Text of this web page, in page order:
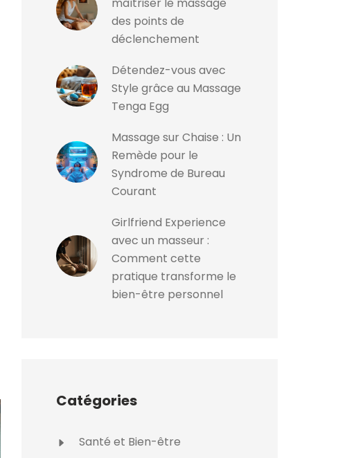
des points de
déclenchement
Détendez-vous avec
Style grâce au Massage
Tenga Egg
Massage sur Chaise : Un
Remède pour le
Syndrome de Bureau
Courant
Girlfriend Experience
avec un masseur :
Comment cette
pratique transforme le
bien-être personnel
Catégories
Santé et Bien-être